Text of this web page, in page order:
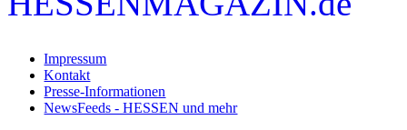
Impressum
Kontakt
Presse-Informationen
NewsFeeds - HESSEN und mehr